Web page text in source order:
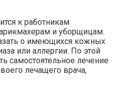
к работникам
и уборщицам.
о имеющихся кожных
или аллергии. По этой
самостоятельное лечение
лечащего врача,